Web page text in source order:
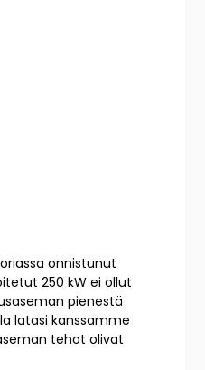
onnistunut
250 kW ei ollut
pienestä
latasi kanssamme
tehot olivat